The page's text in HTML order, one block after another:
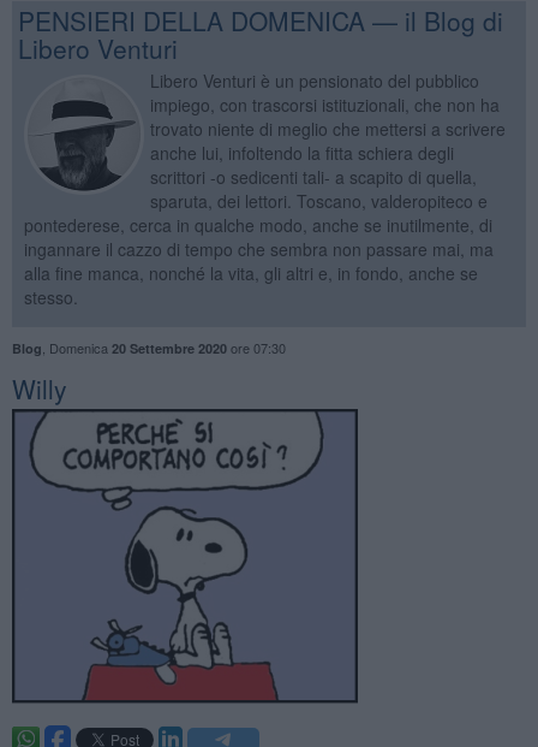
PENSIERI DELLA DOMENICA — il Blog di
Libero Venturi
Libero Venturi è un pensionato del pubblico
impiego, con trascorsi istituzionali, che non ha
trovato niente di meglio che mettersi a scrivere
anche lui, infoltendo la fitta schiera degli
scrittori -o sedicenti tali- a scapito di quella,
sparuta, dei lettori. Toscano, valderopiteco e
pontederese, cerca in qualche modo, anche se inutilmente, di
ingannare il cazzo di tempo che sembra non passare mai, ma
alla fine manca, nonché la vita, gli altri e, in fondo, anche se
stesso.
Blog Domenica 20 Settembre 2020ore 07:30
Willy